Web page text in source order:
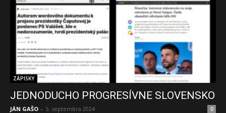
ZÁPISKY
JEDNODUCHO PROGRESÍVNE SLOVENSKO
JÁN GAŠO - 5. septembra 2024 0